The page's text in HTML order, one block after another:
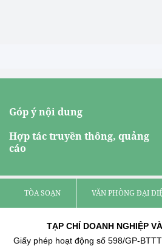
Góp ý nội dung
Hợp tác truyền thông, quảng
cáo
TÒA SOẠN VĂN PHÒNG ĐẠI
TẠP CHÍ DOANH NGHIỆP
Giấy phép hoạt động số 598/GP-